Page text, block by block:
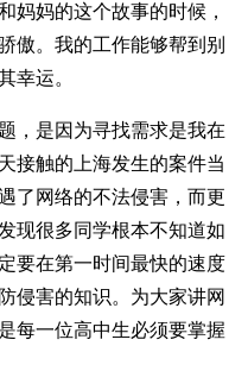
妈妈的这个故事的时候，
傲。我的工作能够帮到别
幸运。
是因为寻找需求是我在
接触的上海发生的案件当
了网络的不法侵害，而更
现很多同学根本不知道如
要在第一时间最快的速度
侵害的知识。为大家讲网
每一位高中生必须要掌握